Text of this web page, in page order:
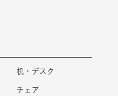
机・デスク
チェア